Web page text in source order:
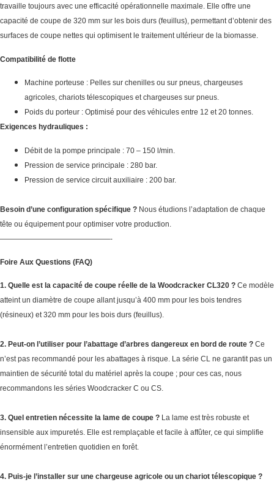
travaille toujours avec une efficacité opérationnelle maximale. Elle offre une
capacité de coupe de 320 mm sur les bois durs (feuillus), permettant d’obtenir des
surfaces de coupe nettes qui optimisent le traitement ultérieur de la biomasse.
Compatibilité de flotte
Machine porteuse : Pelles sur chenilles ou sur pneus, chargeuses
agricoles, chariots télescopiques et chargeuses sur pneus.
Poids du porteur : Optimisé pour des véhicules entre 12 et 20 tonnes.
Exigences hydrauliques :
Débit de la pompe principale : 70 – 150 l/min.
Pression de service principale : 280 bar.
Pression de service circuit auxiliaire : 200 bar.
Besoin d’une configuration spécifique ? Nous étudions l’adaptation de chaque
tête ou équipement pour optimiser votre production.
———————————————-
Foire Aux Questions (FAQ)
1. Quelle est la capacité de coupe réelle de la Woodcracker CL320 ? Ce modèle
atteint un diamètre de coupe allant jusqu’à 400 mm pour les bois tendres
(résineux) et 320 mm pour les bois durs (feuillus).
2. Peut-on l’utiliser pour l’abattage d’arbres dangereux en bord de route ? Ce
n’est pas recommandé pour les abattages à risque. La série CL ne garantit pas un
maintien de sécurité total du matériel après la coupe ; pour ces cas, nous
recommandons les séries Woodcracker C ou CS.
3. Quel entretien nécessite la lame de coupe ? La lame est très robuste et
insensible aux impuretés. Elle est remplaçable et facile à affûter, ce qui simplifie
énormément l’entretien quotidien en forêt.
4. Puis-je l’installer sur une chargeuse agricole ou un chariot télescopique ?